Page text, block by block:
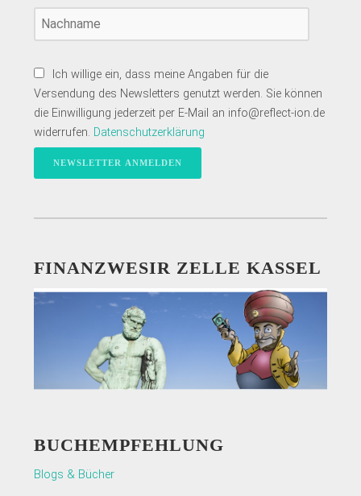
Ich willige ein, dass meine Angaben für die
Versendung des Newsletters genutzt werden. Sie können
die Einwilligung jederzeit per E-Mail an info@reflect-ion.de
widerrufen. Datenschutzerklärung
FINANZWESIR ZELLE KASSEL
BUCHEMPFEHLUNG
Blogs & Bücher